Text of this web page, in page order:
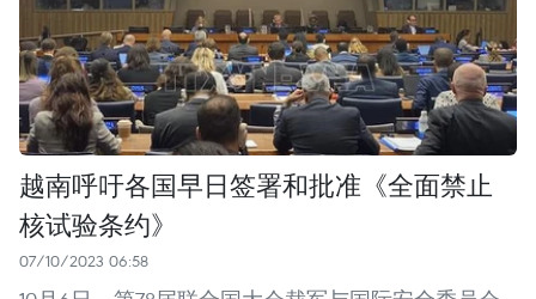
越南呼吁各国早日签署和批准《全面禁止
核试验条约》
07/10/2023 06:58